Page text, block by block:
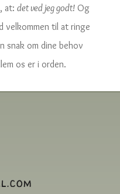
at: det ved jeg godt!Og
velkommen til at ringe
snak om dine behov
os er i orden.